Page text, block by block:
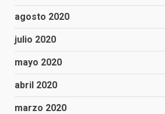
agosto 2020
julio 2020
mayo 2020
abril 2020
marzo 2020